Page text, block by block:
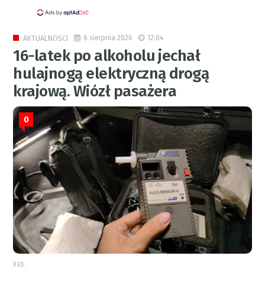
AKTUALNOŚCI 6 sierpnia 2026 12:04
16-latek po alkoholu jechał
hulajnogą elektryczną drogą
krajową. Wiózł pasażera
0
RED.